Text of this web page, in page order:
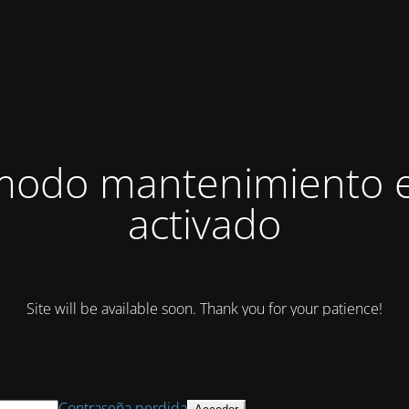
mantenimiento
activado
Site will be available soon. Thank you for your patience!